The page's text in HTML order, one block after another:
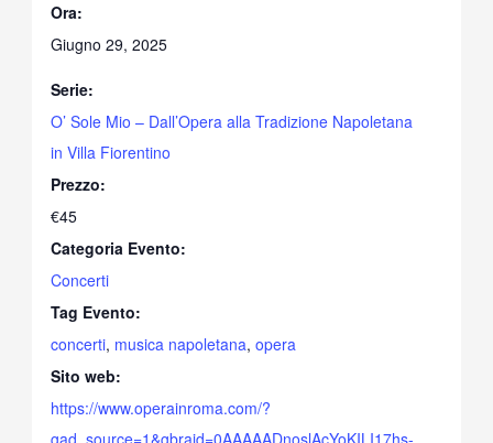
Ora:
Giugno 29, 2025
Serie:
O’ Sole Mio – Dall’Opera alla Tradizione Napoletana
in Villa Fiorentino
Prezzo:
€45
Categoria Evento:
Concerti
Tag Evento:
concerti, musica napoletana,opera
Sito web:
https://www.operainroma.com/?